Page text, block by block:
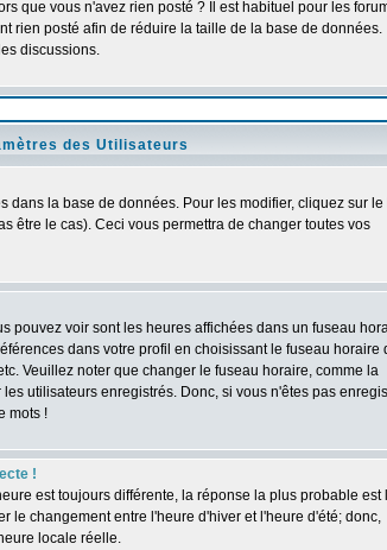
que vous n'avez rien posté ? Il est habituel pour les
rien posté afin de réduire la taille de la base de données.
discussions.
des Utilisateurs
dans la base de données. Pour les modifier, cliquez sur le
être le cas). Ceci vous permettra de changer toutes vos
pouvez voir sont les heures affichées dans un fuseau
dans votre profil en choisissant le fuseau horaire
Veuillez noter que changer le fuseau horaire, comme la
utilisateurs enregistrés. Donc, si vous n'êtes pas
mots !
!
est toujours différente, la réponse la plus probable est
le changement entre l'heure d'hiver et l'heure d'été; donc,
locale réelle.